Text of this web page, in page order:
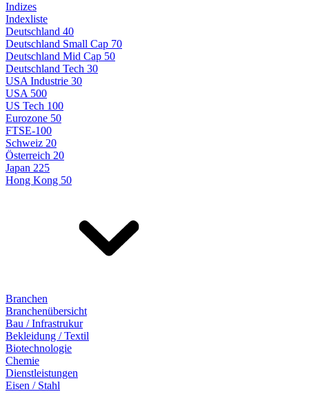
Indizes
Indexliste
Deutschland 40
Deutschland Small Cap 70
Deutschland Mid Cap 50
Deutschland Tech 30
USA Industrie 30
USA 500
US Tech 100
Eurozone 50
FTSE-100
Schweiz 20
Österreich 20
Japan 225
Hong Kong 50
Branchen
Branchenübersicht
Bau / Infrastrukur
Bekleidung / Textil
Biotechnologie
Chemie
Dienstleistungen
Eisen / Stahl